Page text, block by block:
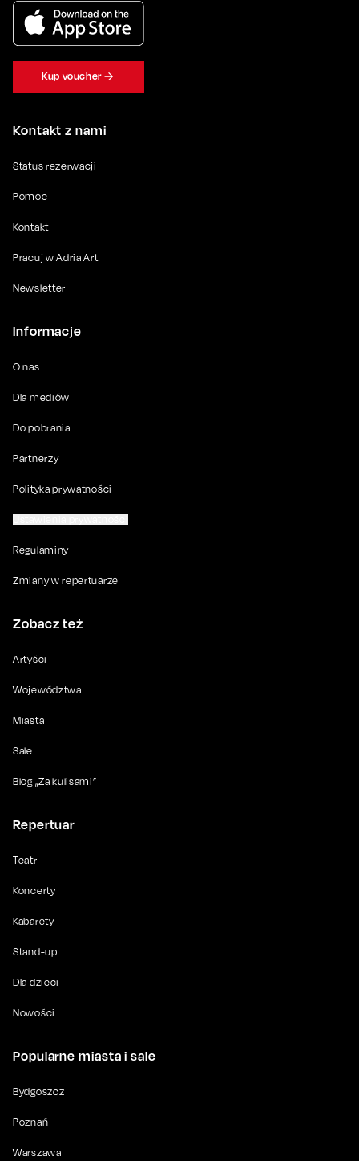
Kontakt z nami
Status rezerwacji
Pomoc
Kontakt
Pracuj w Adria Art
Newsletter
Informacje
O nas
Dla mediów
Do pobrania
Partnerzy
Polityka prywatności
Regulaminy
Zmiany w repertuarze
Zobacz też
Artyści
Województwa
Miasta
Sale
Blog „Za kulisami”
Repertuar
Teatr
Koncerty
Kabarety
Stand-up
Dla dzieci
Nowości
Popularne miasta i sale
Bydgoszcz
Poznań
Warszawa
Kup voucher